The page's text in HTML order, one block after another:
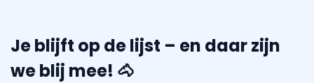
Je blijft op de lijst – en daar zijn
we blij mee! 🐴